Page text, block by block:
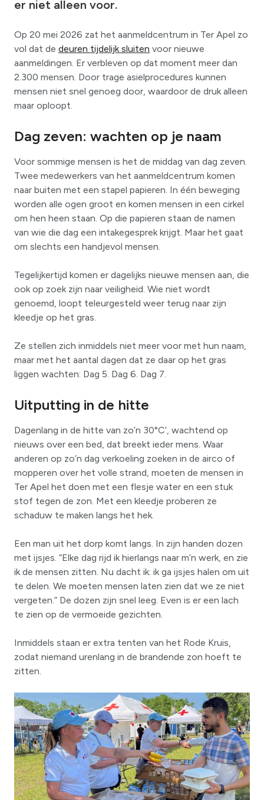
er niet alleen voor.
Op 20 mei 2026 zat het aanmeldcentrum in Ter Apel zo
vol dat de deuren tijdelijk sluiten voor nieuwe
aanmeldingen. Er verbleven op dat moment meer dan
2.300 mensen. Door trage asielprocedures kunnen
mensen niet snel genoeg door, waardoor de druk alleen
maar oploopt.
Dag zeven: wachten op je naam
Voor sommige mensen is het de middag van dag zeven.
Twee medewerkers van het aanmeldcentrum komen
naar buiten met een stapel papieren. In één beweging
worden alle ogen groot en komen mensen in een cirkel
om hen heen staan. Op die papieren staan de namen
van wie die dag een intakegesprek krijgt. Maar het gaat
om slechts een handjevol mensen.
Tegelijkertijd komen er dagelijks nieuwe mensen aan, die
ook op zoek zijn naar veiligheid. Wie niet wordt
genoemd, loopt teleurgesteld weer terug naar zijn
kleedje op het gras.
Ze stellen zich inmiddels niet meer voor met hun naam,
maar met het aantal dagen dat ze daar op het gras
liggen wachten: Dag 5. Dag 6. Dag 7.
Uitputting in de hitte
Dagenlang in de hitte van zo’n 30°C’, wachtend op
nieuws over een bed, dat breekt ieder mens. Waar
anderen op zo’n dag verkoeling zoeken in de airco of
mopperen over het volle strand, moeten de mensen in
Ter Apel het doen met een flesje water en een stuk
stof tegen de zon. Met een kleedje proberen ze
schaduw te maken langs het hek.
Een man uit het dorp komt langs. In zijn handen dozen
met ijsjes. “Elke dag rijd ik hierlangs naar m’n werk, en zie
ik de mensen zitten. Nu dacht ik: ik ga ijsjes halen om uit
te delen. We moeten mensen laten zien dat we ze niet
vergeten.” De dozen zijn snel leeg. Even is er een lach
te zien op de vermoeide gezichten.
Inmiddels staan er extra tenten van het Rode Kruis,
zodat niemand urenlang in de brandende zon hoeft te
zitten.